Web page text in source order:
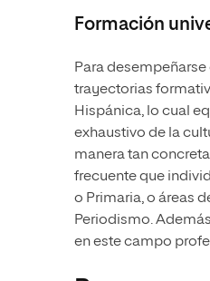
Formación
Para
trayectorias
Hispánica, lo cual
exhaustivo de la
manera tan
frecuente que
o Primaria, o áreas
Periodismo.
en este campo